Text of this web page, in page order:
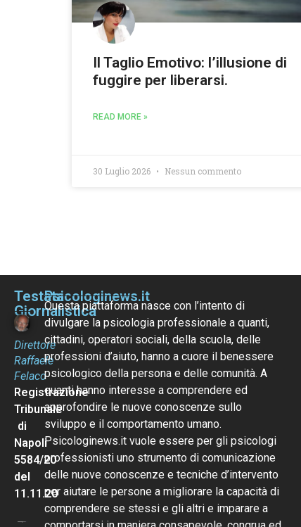
Il Taglio Emotivo: l’illusione di
fuggire per liberarsi.
READ MORE »
30 Luglio 2026 Nessun commento
Testata
Giornalistica
Direttore
Raffaele
Felaco
Registrazione
Tribunale
di
Napoli
5584/20
del
11.11.20
Psicologinews.it
Questa piattaforma nasce con l’intento di
divulgare la psicologia professionale a quanti,
cittadini, operatori sociali, della scuola, delle
professioni d’aiuto, hanno a cuore il benessere
psicologico della persona e delle comunità. A
quanti hanno interesse a comprendere ed
approfondire le nuove conoscenze sullo
sviluppo e il comportamento umano.
Psicologinews.it vuole essere per gli psicologi
professionisti uno strumento di comunicazione
delle nuove conoscenze e tecniche d’intervento
per aiutare le persone a migliorare la capacità di
comprendere se stessi e gli altri e imparare a